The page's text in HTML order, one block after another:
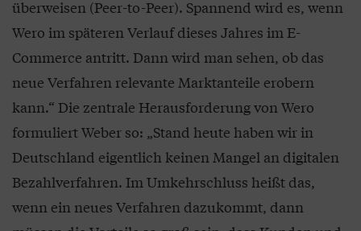
überweisen (Peer-to-Peer). Spannend wird es, wenn
Wero im späteren Verlauf dieses Jahres im E-
Commerce antritt. Dann wird man sehen, ob das
neue Verfahren relevante Marktanteile erobern
kann.“ Die zentrale Herausforderung von Wero
formuliert Weber so: „Stand heute haben wir in
Deutschland eigentlich keinen Mangel an digitalen
Bezahlverfahren. Im Umkehrschluss heißt das,
wenn ein neues Verfahren dazukommt, dann